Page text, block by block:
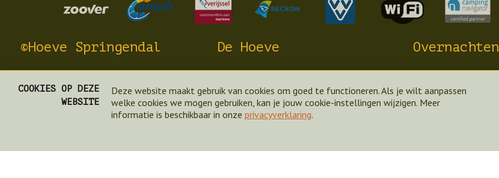
©Hoeve Springendal
7662 PH Hezingen
T: (0541) 29 15 30
De Hoeve
Nieuws
Plattegrond
Paard en wagen
Aan tafel
Overnachten
Appartementen
Bed & Breakfest
Aanbiedingen
COOKIES OP DEZE
WEBSITE
Deze website maakt gebruik van cookies om goed te functioneren. Als je wilt aanpassen
welke cookies we mogen gebruiken, kan je jouw cookie-instellingen wijzigen. Meer
informatie is beschikbaar in onze privacyverklaring.